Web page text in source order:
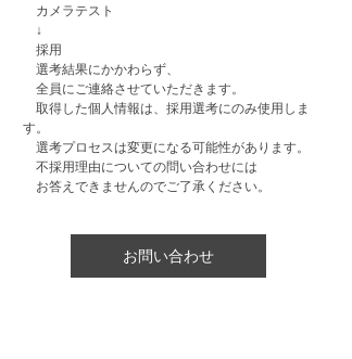
カメラテスト
↓
採用
選考結果にかかわらず、
全員にご連絡させていただきます。
取得した個人情報は、採用選考にのみ使用しま
す。
選考プロセスは変更になる可能性があります。
不採用理由についての問い合わせには
お答えできませんのでご了承ください。
お問い合わせ